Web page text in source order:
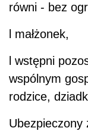
równi - bez
małżonek,
wstępni
wspólnym
rodzice,
Ubezpieczony